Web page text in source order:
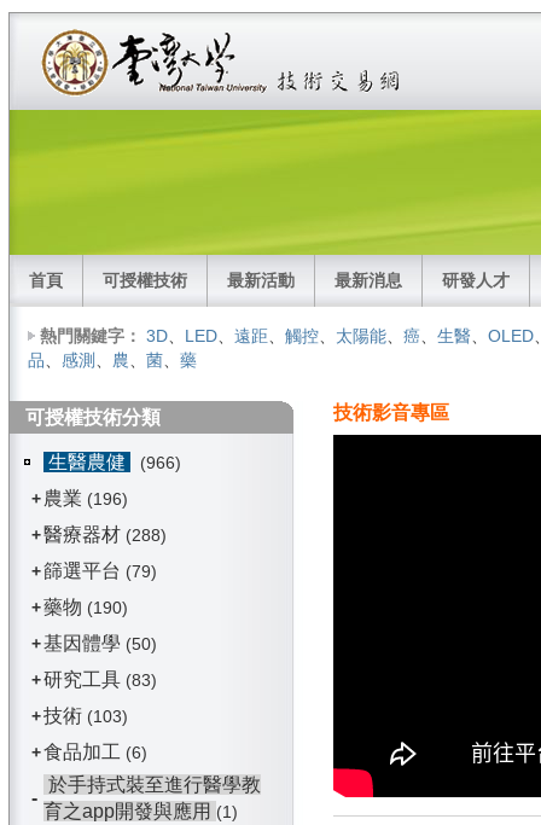
首頁 可授權技術 最新活動 最新消息 研發人才
熱門關鍵字： 3D、 LED、 遠距、 觸控、 太陽能、 癌、 生醫、 OLED
品、 感測 、 農、 菌、 藥
可授權技術分類
生醫農健
(966)
+ 農業 (196)
+醫療器材 (288)
+篩選平台 (79)
+藥物 (190)
+基因體學 (50)
+研究工具(83)
+技術(103)
+食品加工 (6)
-
於手持式裝至進行醫學教
育之app開發與應用 (1)
技術影音專區